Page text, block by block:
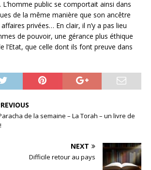
public se comportait ainsi dans
de la même manière que son ancêtre
privées… En clair, il n’y a pas lieu
de pouvoir, une gérance plus éthique
l’Etat, que celle dont ils font preuve dans
de la semaine – La Torah – un livre de
NEXT
Difficile retour au pays